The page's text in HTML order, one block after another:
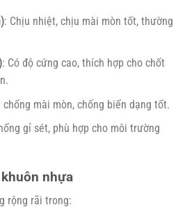
: Chịu nhiệt, chịu mài mòn tốt, thường
: Có độ cứng cao, thích hợp cho chốt
chống mài mòn, chống biến dạng tốt.
gỉ sét, phù hợp cho môi trường
nhựa
rộng rãi trong: